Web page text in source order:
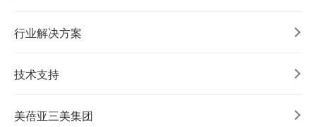
行业解决方案
技术支持
美蓓亚三美集团